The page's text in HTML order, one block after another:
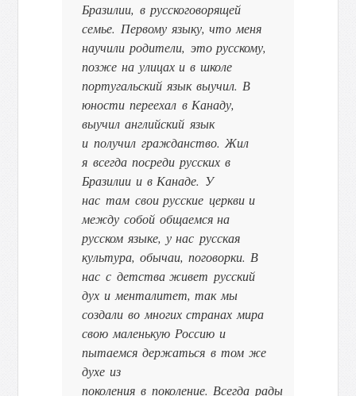
Бразилии, в русскоговорящей
семье. Первому языку, что меня
научили родители, это русскому,
позже на улицах и в школе
португальский язык выучил. В
юности переехал в Канаду,
выучил английский язык
и получил гражданство. Жил
я всегда посреди русских в
Бразилии и в Канаде. У
нас там свои русские церкви и
между собой общаемся на
русском языке, у нас русская
культура, обычаи, поговорки. В
нас с детства живет русский
дух и менталитет, так мы
создали во многих странах мира
свою маленькую Россию и
пытаемся держаться в том же
духе из
поколения в поколение. Всегда рады